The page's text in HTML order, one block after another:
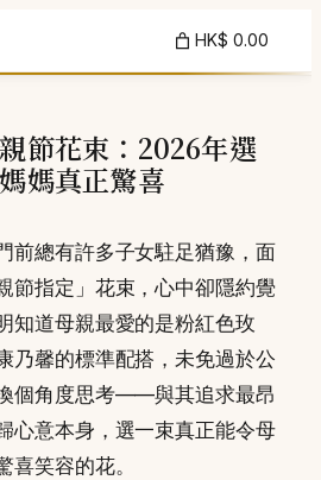
HK$ 0.00
節花束：2026年選
媽真正驚喜
前總有許多子女駐足猶豫，面
節指定」花束，心中卻隱約覺
知道母親最愛的是粉紅色玫
乃馨的標準配搭，未免過於公
個角度思考——與其追求最昂
心意本身，選一束真正能令母
喜笑容的花。